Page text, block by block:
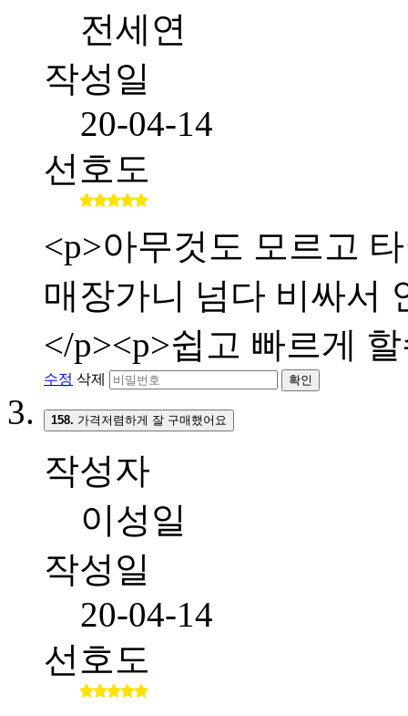
전세연
작성일
20-04-14
선호도
<p>아무것도 모르고
매장가니 넘다 비싸서
</p><p>쉽고 빠르게
수정 삭제 확인
158. 가격저렴하게 잘 구매했어요
작성자
이성일
작성일
20-04-14
선호도